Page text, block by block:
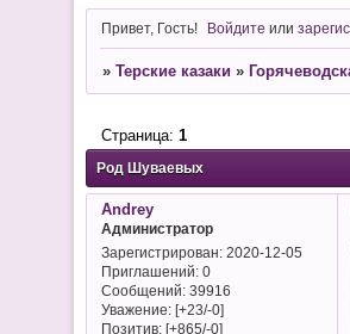
Привет, Гость! Войдите или
» Терские казаки »
Род Шуваевых
Страница: 1
Andrey
Администратор
Зарегистрирован: 2020-12-05
Приглашений:0
Сообщений:39916
Уважение: [+23/-0]
Позитив: [+865/-0]